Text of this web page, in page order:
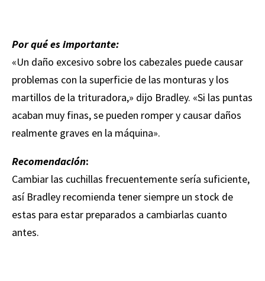
Por qué es importante:
«Un daño excesivo sobre los cabezales puede causar
problemas con la superficie de las monturas y los
martillos de la trituradora,» dijo Bradley. «Si las puntas
acaban muy finas, se pueden romper y causar daños
realmente graves en la máquina».
Recomendación:
Cambiar las cuchillas frecuentemente sería suficiente,
así Bradley recomienda tener siempre un stock de
estas para estar preparados a cambiarlas cuanto
antes.